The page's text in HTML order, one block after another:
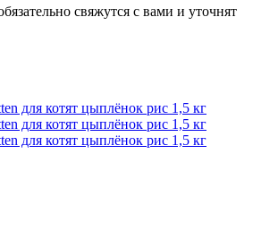
свяжутся с вами и уточнят